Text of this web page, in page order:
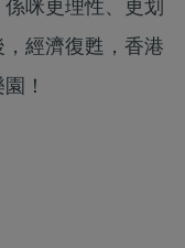
咪更理性、更划
經濟復甦，香港
！